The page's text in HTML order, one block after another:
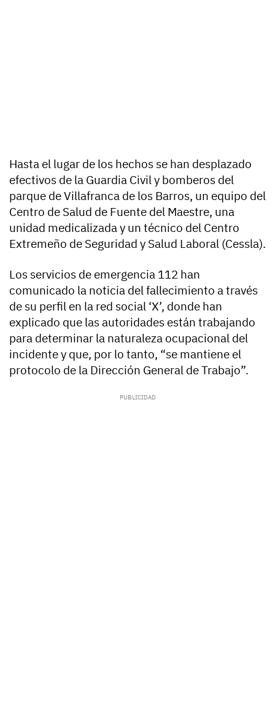
Hasta el lugar de los hechos se han desplazado
efectivos de la Guardia Civil y bomberos del
parque de Villafranca de los Barros, un equipo del
Centro de Salud de Fuente del Maestre, una
unidad medicalizada y un técnico del Centro
Extremeño de Seguridad y Salud Laboral (Cessla).
Los servicios de emergencia 112 han
comunicado la noticia del fallecimiento a través
de su perfil en la red social ‘X’, donde han
explicado que las autoridades están trabajando
para determinar la naturaleza ocupacional del
incidente y que, por lo tanto, “se mantiene el
protocolo de la Dirección General de Trabajo”.